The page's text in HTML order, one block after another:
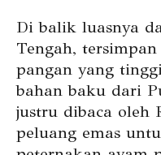
Di balik luasnya
Tengah,
pangan yang
bahan baku dari
justru dibaca oleh
peluang emas